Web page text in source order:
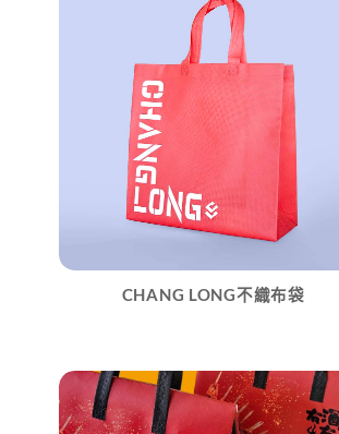
CHANG LONG不織布袋